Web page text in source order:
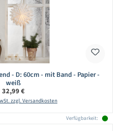
- D: 60cm - mit Band - Papier -
weiß
Regulärer Preis:
32,99 €
zzgl. Versandkosten
Verfügbarkeit: